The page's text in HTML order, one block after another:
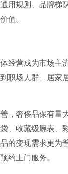
用规则、品牌梯
值。
经营成为市场主
职场人群、居家
，奢侈品保有量
、收藏级腕表、
的变现需求更为
约上门服务。